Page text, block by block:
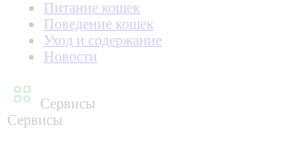
Питание кошек
Поведение кошек
Уход и содержание
Новости
Сервисы
Сервисы